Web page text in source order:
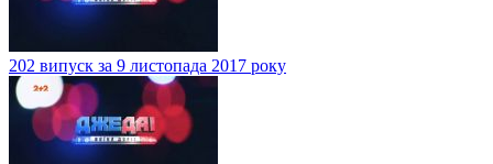
202 випуск за 9 листопада 2017 року